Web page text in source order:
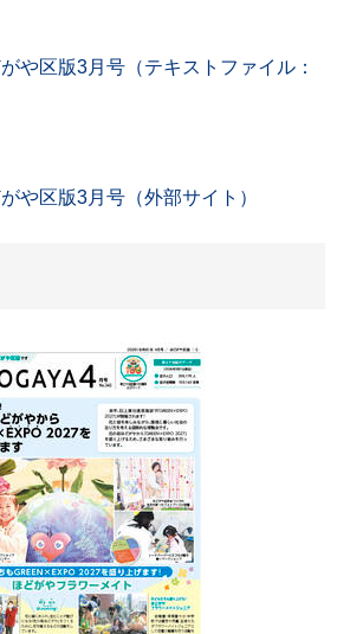
や区版3月号（テキストファイル：
や区版3月号（外部サイト）